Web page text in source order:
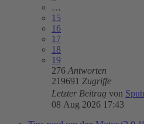
…
15
16
17
18
19
276 Antworten
219691 Zugriffe
Letzter Beitrag von
08 Aug 2026 17:43